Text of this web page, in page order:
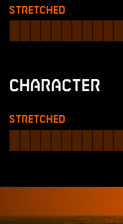
Stretched
Character
Stretched